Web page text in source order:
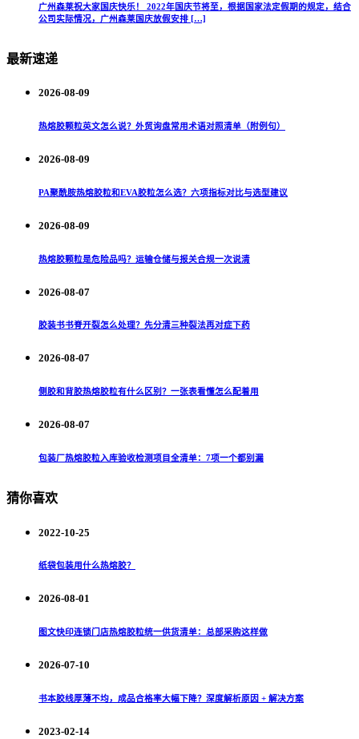
广州森莱祝大家国庆快乐！ 2022年国庆节将至，根据国家法定假期的规定，结合
公司实际情况，广州森莱国庆放假安排 […]
最新速递
2026-08-09
热熔胶颗粒英文怎么说？外贸询盘常用术语对照清单（附例句）
2026-08-09
PA聚酰胺热熔胶粒和EVA胶粒怎么选？六项指标对比与选型建议
2026-08-09
热熔胶颗粒是危险品吗？运输仓储与报关合规一次说清
2026-08-07
胶装书书脊开裂怎么处理？先分清三种裂法再对症下药
2026-08-07
侧胶和背胶热熔胶粒有什么区别？一张表看懂怎么配着用
2026-08-07
包装厂热熔胶粒入库验收检测项目全清单：7项一个都别漏
猜你喜欢
2022-10-25
纸袋包装用什么热熔胶？
2026-08-01
图文快印连锁门店热熔胶粒统一供货清单：总部采购这样做
2026-07-10
书本胶线厚薄不均，成品合格率大幅下降？深度解析原因 + 解决方案
2023-02-14